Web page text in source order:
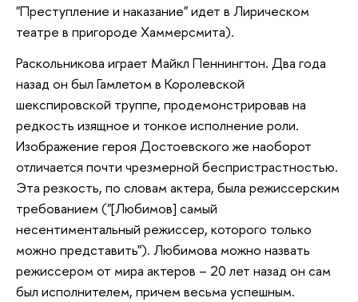
"Преступление и наказание" идет в Лирическом
театре в пригороде Хаммерсмита).
Раскольникова играет Майкл Пеннингтон. Два года
назад он был Гамлетом в Королевской
шекспировской труппе, продемонстрировав на
редкость изящное и тонкое исполнение роли.
Изображение героя Достоевского же наоборот
отличается почти чрезмерной беспристрастностью.
Эта резкость, по словам актера, была режиссерским
требованием ("[Любимов] самый
несентиментальный режиссер, которого только
можно представить"). Любимова можно назвать
режиссером от мира актеров – 20 лет назад он сам
был исполнителем, причем весьма успешным.